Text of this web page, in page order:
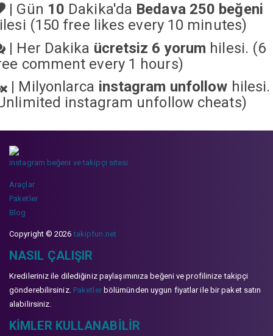
| Gün 10 Dakika'da Bedava 250 beğeni
(150 free likes every 10 minutes)
| Her Dakika ücretsiz 6 yorum hilesi. (6
comment every 1 hours)
| Milyonlarca instagram unfollow hilesi.
instagram unfollow cheats)
instagram beğeni ve takipçi sitesi
Araçlar
Paketler
Blog
Copyright © 2026takipfun.net
NASIL ÇALIŞIR
Kredileriniz ile dilediğiniz paylaşımınıza beğeni ve profilinize takipçi
gönderebilirsiniz. Paketlerbölümünden uygun fiyatlar ile bir paket satın
alabilirsiniz.
KIMLER KULLANABILIR